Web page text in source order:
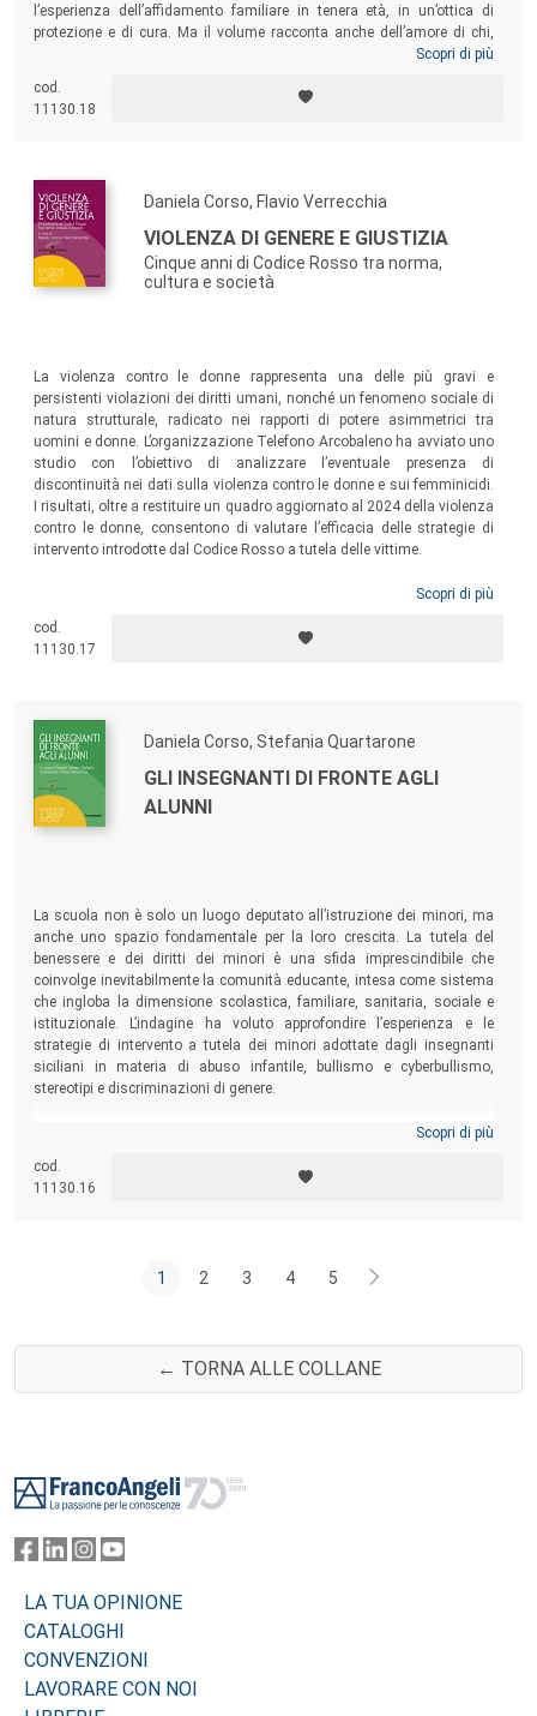
l’esperienza dell’affidamento familiare in tenera età, in un’ottica di
protezione e di cura. Ma il volume racconta anche dell’amore di chi,
senza alcun obbligo o legame, ha aperto la porta della propria casa a
consolidata negli anni; persone che hanno messo in secondo piano il
proprio interesse, che hanno superato il timore di alterare un equilibrio
Scopri di più
cod.
11130.18
Daniela Corso, Flavio Verrecchia
VIOLENZA DI GENERE E GIUSTIZIA
Cinque anni di Codice Rosso tra norma,
cultura e società
La violenza contro le donne rappresenta una delle più gravi e
persistenti violazioni dei diritti umani, nonché un fenomeno sociale di
natura strutturale, radicato nei rapporti di potere asimmetrici tra
uomini e donne. L’organizzazione Telefono Arcobaleno ha avviato uno
studio con l’obiettivo di analizzare l’eventuale presenza di
discontinuità nei dati sulla violenza contro le donne e sui femminicidi.
I risultati, oltre a restituire un quadro aggiornato al 2024 della violenza
contro le donne, consentono di valutare l’efficacia delle strategie di
intervento introdotte dal Codice Rosso a tutela delle vittime.
Scopri di più
cod.
11130.17
Daniela Corso, Stefania Quartarone
GLI INSEGNANTI DI FRONTE AGLI
ALUNNI
La scuola non è solo un luogo deputato all’istruzione dei minori, ma
anche uno spazio fondamentale per la loro crescita. La tutela del
benessere e dei diritti dei minori è una sfida imprescindibile che
coinvolge inevitabilmente la comunità educante, intesa come sistema
che ingloba la dimensione scolastica, familiare, sanitaria, sociale e
istituzionale. L’indagine ha voluto approfondire l’esperienza e le
strategie di intervento a tutela dei minori adottate dagli insegnanti
siciliani in materia di abuso infantile, bullismo e cyberbullismo,
stereotipi e discriminazioni di genere.
Scopri di più
cod.
11130.16
1 2 3 4 5
← TORNA ALLE COLLANE
LA TUA OPINIONE
CATALOGHI
CONVENZIONI
LAVORARE CON NOI